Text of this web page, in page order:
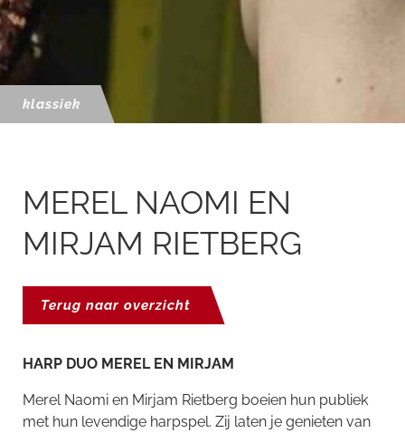
klassiek
MEREL NAOMI EN
MIRJAM RIETBERG
Terug naar overzicht
HARP DUO MEREL EN MIRJAM
Merel Naomi en Mirjam Rietberg boeien hun publiek
met hun levendige harpspel. Zij laten je genieten van